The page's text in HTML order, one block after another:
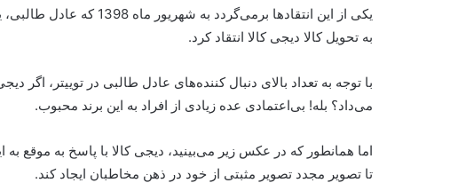
یکی از این انتقادها
به تحویل کالا دیجی کالا انتقاد کرد.
با توجه به تعداد بالای دنبال کننده‌های عادل طالبی در توییتر، اگر
می‌داد؟ بله! بی‌اعتمادی عده زیادی از افراد به این برند محبوب.
اما همانطور که در عکس زیر می‌بینید، دیجی کالا با پاسخ به موقع
تا تصویر مجدد تصویر مثبتی از خود در ذهن مخاطبان ایجاد کند.